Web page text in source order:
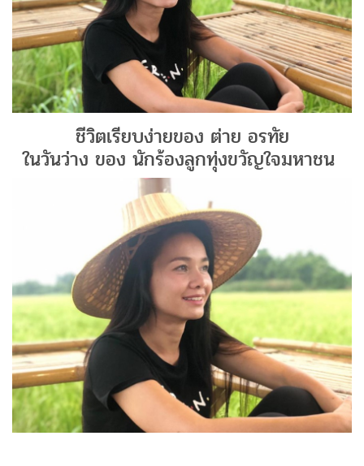
ชีวิตเรียบง่ายของ ต่าย อรทัย
ในวันว่าง ของ นักร้องลูกทุ่งขวัญใจมหาชน